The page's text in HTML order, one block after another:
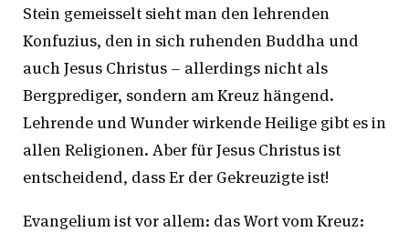
Stein gemeisselt sieht man den lehrenden
Konfuzius, den in sich ruhenden Buddha und
auch Jesus Christus – allerdings nicht als
Bergprediger, sondern am Kreuz hängend.
Lehrende und Wunder wirkende Heilige gibt es in
allen Religionen. Aber für Jesus Christus ist
entscheidend, dass Er der Gekreuzigte ist!
Evangelium ist vor allem: das Wort vom Kreuz: